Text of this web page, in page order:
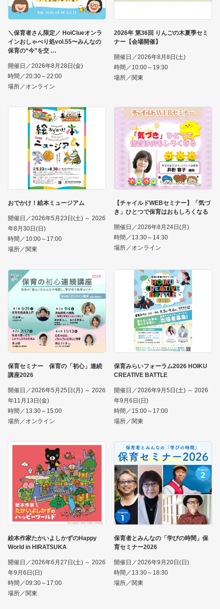
＼保育者さん限定／ HoiClueオンラ
インおしゃべり処vol.55〜みんなの
保育の“今”を交
開催日／2026年8月28日(金)
時間／20:30～22:00
場所／オンライン
2026年 第36回 りんごの木夏季セミ
ナー【会場開催】
開催日／2026年8月8日(土)
時間／10:00～19:30
場所／関東
おでかけ！絵本ミュージアム
開催日／2026年5月23日(土) ～ 2026
年8月30日(日)
時間／10:00～17:00
場所／関東
【チャイルドWEBセミナー】「気づ
き」ひとつで保育はおもしろくなる
開催日／2026年8月24日(月)
時間／13:30～14:30
場所／オンライン
保育セミナー 保育の「初心」連続
講座2026
開催日／2026年5月25日(月) ～ 2026
年11月13日(金)
時間／13:30～15:00
場所／オンライン
保育みらいフォーラム2026 HOIKU
CREATIVE BATTLE
開催日／2026年9月5日(土) ～ 2026
年9月6日(日)
時間／15:00～17:00
場所／関東
絵本作家たかいよしかずのHappy
World in HIRATSUKA
開催日／2026年6月27日(土) ～ 2026
年9月6日(日)
時間／09:30～17:00
場所／関東
保育者とみんなの「学びの時間」保
育セミナー2026
開催日／2026年9月20日(日)
時間／13:30～18:30
場所／関東